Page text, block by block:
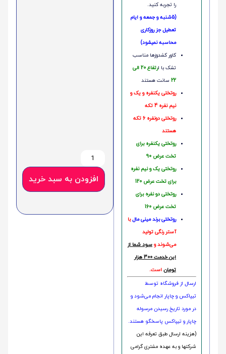
را تجربه کنید.
(5شنبه و جمعه و ایام
تعطیل جز روزکاری
محاسبه نمیشود)
کاور کشدوزها مناسب
تشک با ا
رتفاع 20 الی
22 سانت هستند
روتختی یکنفره و یک و
نیم نفره 4 تکه
روتختی دونفره 6 تکه
هستند
روتختی یکنفره برای
تخت عرض 90
روتختی یک و نیم نفره
برای تخت عرض 120
روتختی دو نفره برای
تخت عرض 160
روتختی‌ برند مینی مالبا
آستر رنگی تولید
می‌شوند و سود شما از
این خدمت 300 هزار
تومان است.
ارسال از فروشگاه توسط
تیپاکس و چاپار انجام می‌شود و
در مورد تاریخ رسیدن مرسوله
چاپار و تیپاکس پاسخگو هستند.
(هزینه ارسال طبق تعرفه این
شرکتها و به عهده مشتری گرامی
افزودن به سبد خرید